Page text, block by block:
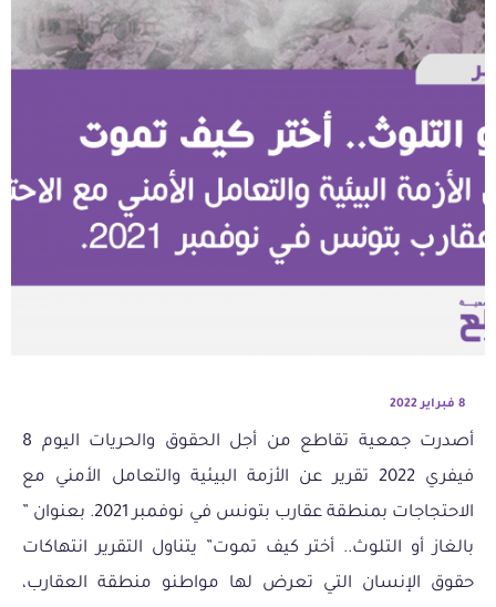
8 فبراير 2022
أصدرت جمعية تقاطع من أجل الحقوق والحريات اليوم 8
فيفري 2022 تقرير عن الأزمة البيئية والتعامل الأمني مع
الاحتجاجات بمنطقة عقارب بتونس في نوفمبر 2021. بعنوان ”
بالغاز أو التلوث.. أختر كيف تموت” يتناول التقرير انتهاكات
حقوق الإنسان التي تعرض لها مواطنو منطقة العقارب،